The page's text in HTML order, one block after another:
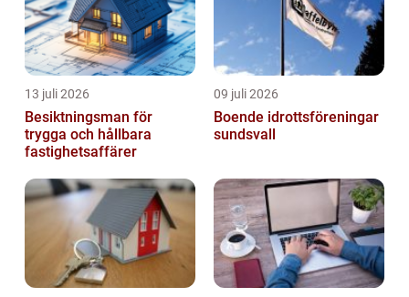
13 juli 2026
Besiktningsman för
trygga och hållbara
fastighetsaffärer
09 juli 2026
Boende idrottsföreningar
sundsvall